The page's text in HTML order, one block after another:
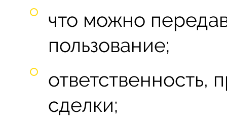
что можно
пользование;
ответственность,
сделки;